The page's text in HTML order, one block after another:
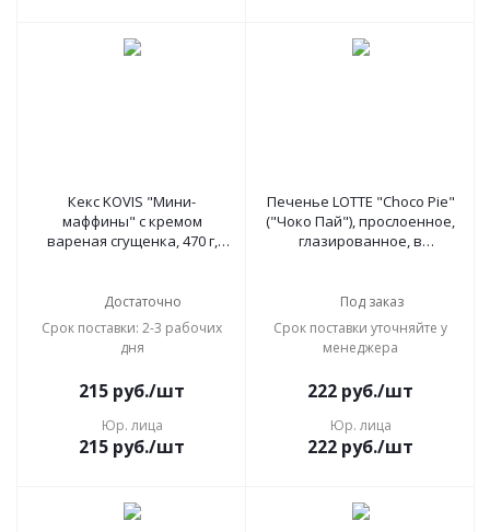
Кекс KOVIS "Мини-
маффины" с кремом
вареная сгущенка, 470 г,
Достаточно
Срок поставки: 2-3 рабочих
дня
215 руб./шт
Юр. лица
215 руб./шт
Печенье LOTTE "Choco Pie"
("Чоко Пай"), прослоенное,
глазированное, в
Под заказ
Срок поставки уточняйте у
менеджера
222 руб./шт
Юр. лица
222 руб./шт